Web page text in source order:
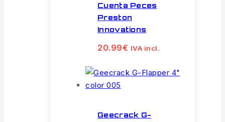
Cuenta Peces
Preston
Innovations
20.99€ IVA incl.
Geecrack G-